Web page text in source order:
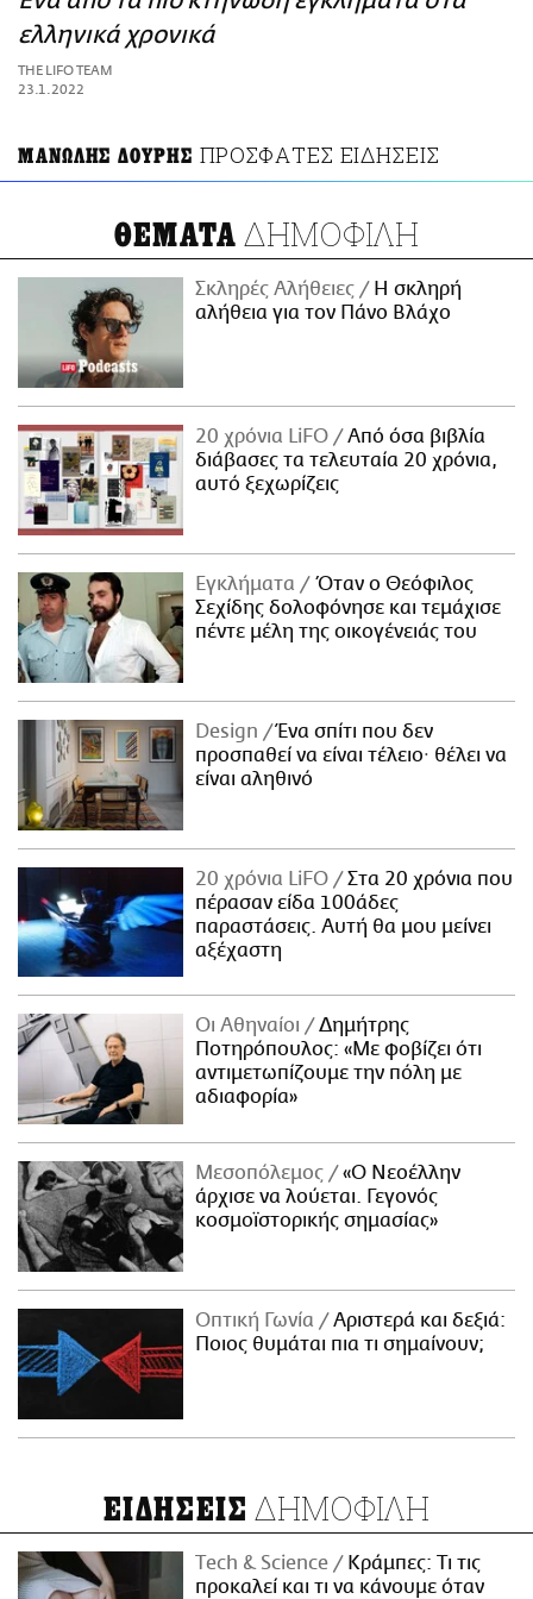
ΑΜΠΑ
PRINT
ελληνικά χρονικά
THE LIFO TEAM
23.1.2022
ΜΑΝΩΛΗΣ ΔΟΥΡΗΣ ΠΡΟΣΦΑΤΕΣ ΕΙΔΗΣΕΙΣ
ΘΕΜΑΤΑ ΔΗΜΟΦΙΛΗ
Σκληρές Αλήθειες
H σκληρή
αλήθεια για τον Πάνο Βλάχο
20 χρόνια LiFO
Από όσα βιβλία
διάβασες τα τελευταία 20 χρόνια,
αυτό ξεχωρίζεις
Εγκλήματα
Όταν ο Θεόφιλος
Σεχίδης δολοφόνησε και τεμάχισε
πέντε μέλη της οικογένειάς του
Design
Ένα σπίτι που δεν
προσπαθεί να είναι τέλειο· θέλει να
είναι αληθινό
20 χρόνια LiFO
Στα 20 χρόνια που
πέρασαν είδα 100άδες
παραστάσεις. Αυτή θα μου μείνει
αξέχαστη
Οι Αθηναίοι
Δημήτρης
Ποτηρόπουλος: «Με φοβίζει ότι
αντιμετωπίζουμε την πόλη με
αδιαφορία»
Μεσοπόλεμος
«Ο Νεοέλλην
άρχισε να λούεται. Γεγονός
κοσμοϊστορικής σημασίας»
Οπτική Γωνία
Αριστερά και δεξιά:
Ποιος θυμάται πια τι σημαίνουν;
ΕΙΔΗΣΕΙΣ ΔΗΜΟΦΙΛΗ
Τech & Science
Κράμπες: Τι τις
προκαλεί και τι να κάνουμε όταν